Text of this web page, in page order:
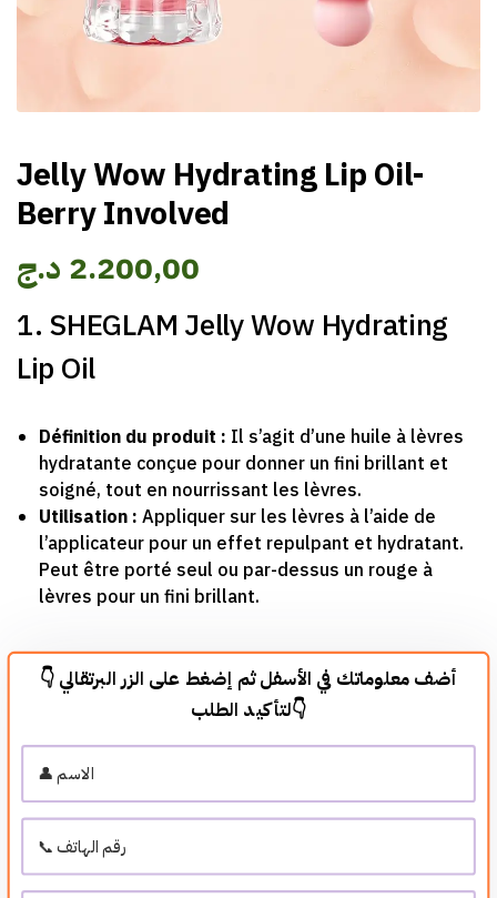
Jelly Wow Hydrating Lip Oil-
Berry Involved
2.200,00 د.ج
1. SHEGLAM Jelly Wow Hydrating
Lip Oil
Définition du produit : Il s’agit d’une huile à lèvres
hydratante conçue pour donner un fini brillant et
soigné, tout en nourrissant les lèvres.
Utilisation : Appliquer sur les lèvres à l’aide de
l’applicateur pour un effet repulpant et hydratant.
Peut être porté seul ou par-dessus un rouge à
lèvres pour un fini brillant.
👇 أضف معلوماتك في الأسفل ثم إضغط على الزر البرتقالي
لتأكيد الطلب👇